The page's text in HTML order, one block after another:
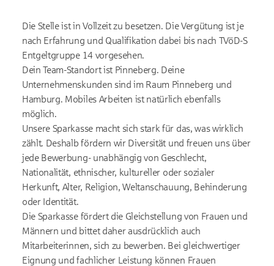
Die Stelle ist in Vollzeit zu besetzen. Die Vergütung ist je
nach Erfahrung und Qualifikation dabei bis nach TVöD-S
Entgeltgruppe 14 vorgesehen.
Dein Team-Standort ist Pinneberg. Deine
Unternehmenskunden sind im Raum Pinneberg und
Hamburg. Mobiles Arbeiten ist natürlich ebenfalls
möglich.
Unsere Sparkasse macht sich stark für das, was wirklich
zählt. Deshalb fördern wir Diversität und freuen uns über
jede Bewerbung- unabhängig von Geschlecht,
Nationalität, ethnischer, kultureller oder sozialer
Herkunft, Alter, Religion, Weltanschauung, Behinderung
oder Identität.
Die Sparkasse fördert die Gleichstellung von Frauen und
Männern und bittet daher ausdrücklich auch
Mitarbeiterinnen, sich zu bewerben. Bei gleichwertiger
Eignung und fachlicher Leistung können Frauen